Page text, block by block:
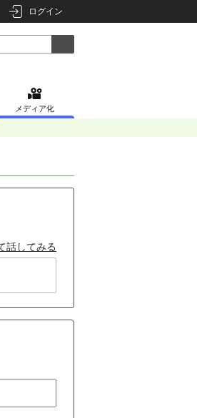
ログイン
メディア化
話してみる